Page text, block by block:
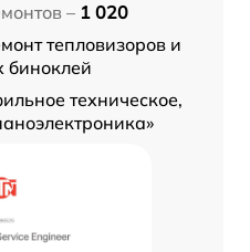
– 1 020
тепловизоров и
техническое,